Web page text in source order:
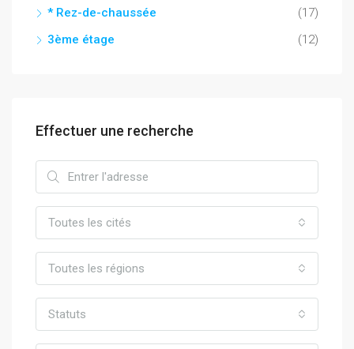
* Rez-de-chaussée
(17)
3ème étage
(12)
Effectuer une recherche
Toutes les cités
Toutes les régions
Statuts